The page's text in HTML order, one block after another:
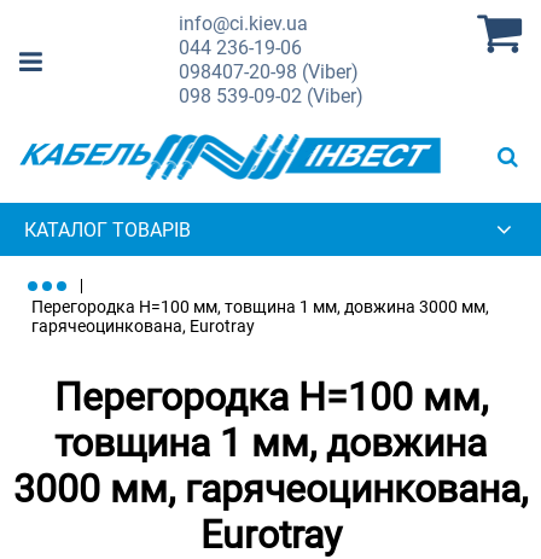
info@ci.kiev.ua
044236-19-06
098407-20-98 (Viber)
098 539-09-02 (Viber)
КАТАЛОГ ТОВАРІВ
Перегородка Н=100 мм, товщина 1 мм, довжина 3000 мм,
гарячеоцинкована, Eurotray
Перегородка Н=100 мм,
товщина 1 мм, довжина
3000 мм, гарячеоцинкована,
Eurotray